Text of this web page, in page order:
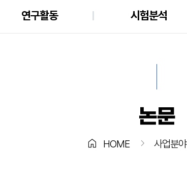
연구활동 시험분석
논문
home HOME chevron_right 사업분야